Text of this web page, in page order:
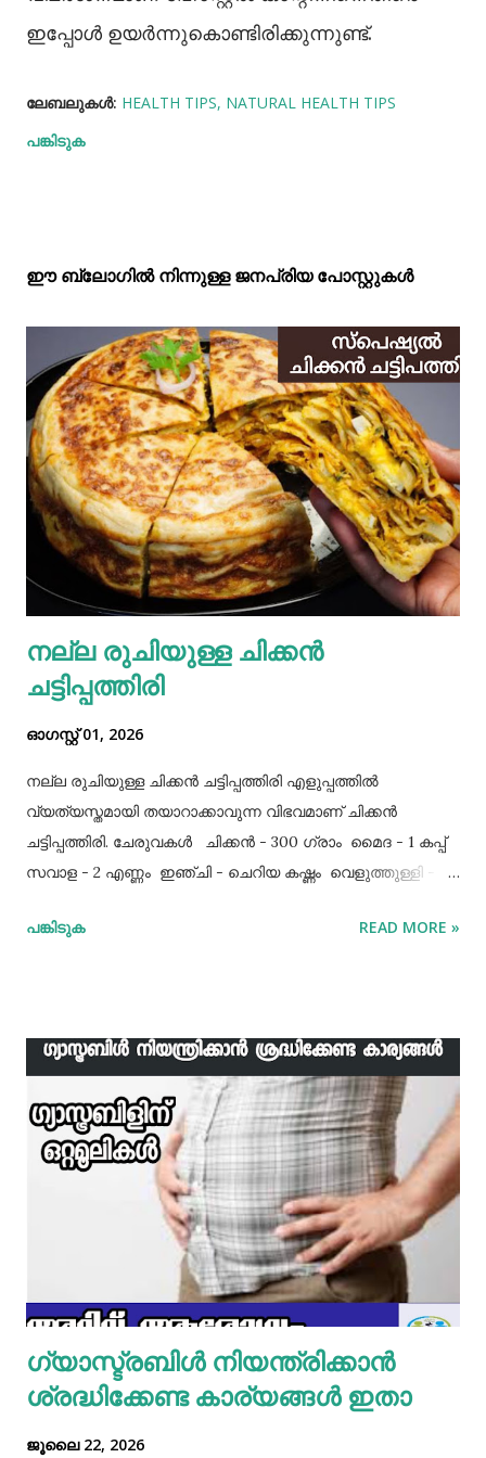
ഇപ്പോൾ ഉയർന്നുകൊണ്ടിരിക്കുന്നുണ്ട്.
ലേബലുകള്‍: HEALTH TIPS NATURAL HEALTH TIPS
പങ്കിടുക
ഈ ബ്ലോഗിൽ നിന്നുള്ള ജനപ്രിയ പോസ്റ്റുകള്‍‌
നല്ല രുചിയുള്ള ചിക്കൻ
ചട്ടിപ്പത്തിരി
ഓഗസ്റ്റ് 01, 2026
നല്ല രുചിയുള്ള ചിക്കൻ ചട്ടിപ്പത്തിരി എളുപ്പത്തിൽ
വ്യത്യസ്തമായി തയാറാക്കാവുന്ന വിഭവമാണ് ചിക്കൻ
ചട്ടിപ്പത്തിരി. ചേരുവകൾ ചിക്കൻ - 300 ഗ്രാം മൈദ - 1 കപ്പ്‌
സവാള - 2 എണ്ണം ഇഞ്ചി - ചെറിയ കഷ്ണം വെളുത്തുള്ളി - 5
വിധം ചിക്കൻ കുറച്ച് ഉപ്പും കുരുമുളകുപൊടിയും
ഇഞ്ചി വെളുത്തുള്ളി, സവാള എന്നിവ ചേർത്ത് വഴറ്റാം.
ഇതിൽ പൊടികളെല്ലാം ചേർത്ത് ചൂടാക്കിയശേഷം വേവിച്ച്
മാറ്റിവച്ച ചിക്കൻ ചേർത്ത് ഒന്ന് ഇളകിയെടുക്കാം. ഇനി ഒരു
മിക്സിയുടെ ജാറിലേക്ക് മുട്ട, മൈദ, വെള്ളം പാകത്തിന് ഉപ്പ്
എന്നിവ ചേർത്ത് നന്നായിട്ട് അടിച്ചെടുക്കാം. ഇനി ഒരു പാനിൽ
മാവൊഴിച്ചു ദോശ ചുട്ടെടുക്കാം. ഇനി ഒരു പാത്രത്തിൽ മുട്ട
പൊട്ടിച്ച് ഒഴിക്കാം കൂടെത്തന്നെ പാൽ, കുരുമുളകുപൊടി, ഉപ്പ്,
മല്ലിയില എന്നിവ ചേർത്തൊരു മിക്സ്‌ തയാറാക്കാം. ഇനി
ഒരു പാനിൽ കുറച്ച് നെയ്യ് തടവിയ ശേഷം അതിൽ തയാ...
പങ്കിടുക READ MORE »
ഗ്യാസ്ട്രബിൾ നിയന്ത്രിക്കാൻ
ശ്രദ്ധിക്കേണ്ട കാര്യങ്ങൾ ഇതാ
ജൂലൈ 22, 2026